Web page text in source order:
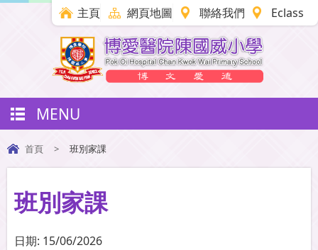
主頁 網頁地圖 聯絡我們 Eclass
MENU
首頁 > 班別家課
班別家課
日期: 15/06/2026